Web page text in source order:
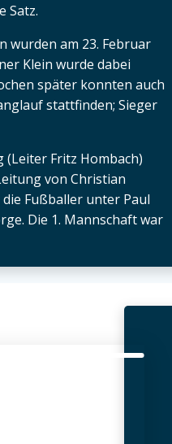
Satz.
wurden am 23. Februar
Klein wurde dabei
später konnten auch
stattfinden; Sieger
Fritz Hombach)
von Christian
Fußballer unter Paul
Die 1. Mannschaft war